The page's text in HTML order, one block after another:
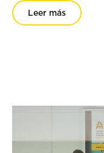
Leer más